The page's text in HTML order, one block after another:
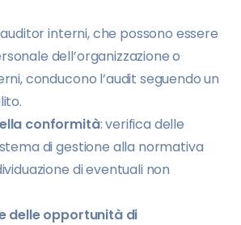
auditor interni, che possono essere
dell’organizzazione o
conducono l’audit seguendo un
conformità: verifica delle
di gestione alla normativa
di eventuali non
delle opportunità di